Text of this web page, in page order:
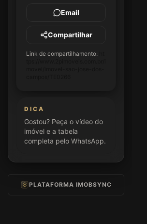
Email
Compartilhar
Link de compartilhamento:
DICA
Gostou? Peça o vídeo do
imóvel e a tabela
completa pelo WhatsApp.
PLATAFORMA IMOBSYNC